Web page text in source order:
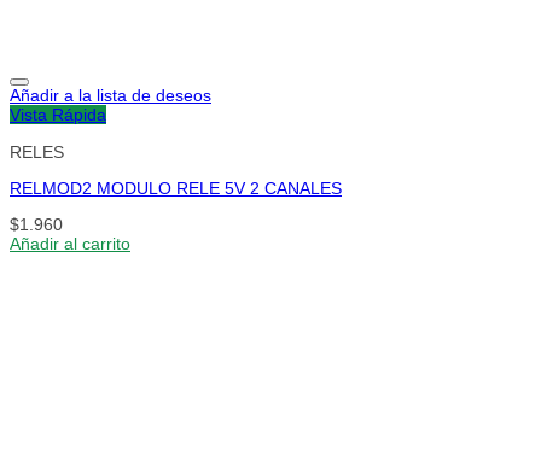
Añadir a la lista de deseos
Vista Rápida
RELES
RELMOD2 MODULO RELE 5V 2 CANALES
$1.960
Añadir al carrito